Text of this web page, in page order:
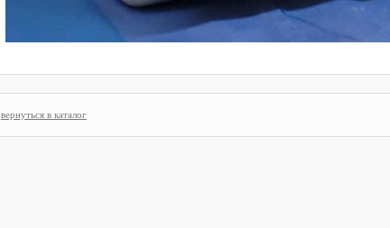
вернуться в каталог